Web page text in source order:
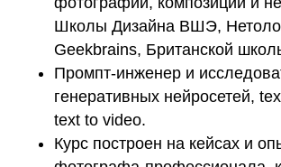
Школы Дизайна ВШЭ,
Geekbrains, Британской
Промпт-инженер и
генеративных нейросетей,
text to video.
Курс построен на кейсах и